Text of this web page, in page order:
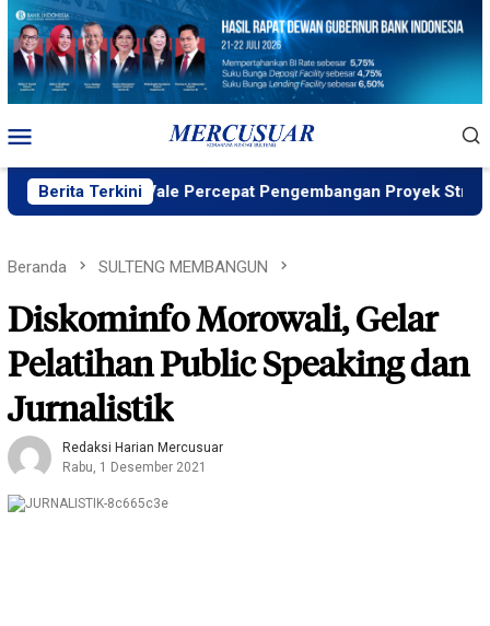
Loncat
konten
Mobile
Berita Terkini
ID, PT Vale Percepat Pengembangan Proyek Strategis IGP
Beranda SULTENG MEMBANGUN
Diskominfo Morowali, Gelar
Pelatihan Public Speaking dan
Jurnalistik
Redaksi Harian Mercusuar
Rabu, 1 Desember 2021